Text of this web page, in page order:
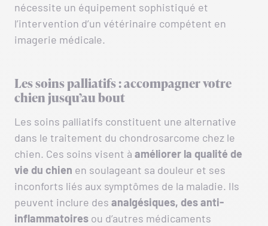
nécessite un équipement sophistiqué et
l’intervention d’un vétérinaire compétent en
imagerie médicale.
Les soins palliatifs : accompagner votre
chien jusqu’au bout
Les soins palliatifs constituent une alternative
dans le traitement du chondrosarcome chez le
chien. Ces soins visent à améliorer la qualité de
vie du chien en soulageant sa douleur et ses
inconforts liés aux symptômes de la maladie. Ils
peuvent inclure des analgésiques, des anti-
inflammatoires ou d’autres médicaments